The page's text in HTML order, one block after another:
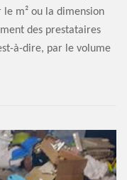
m² ou la dimension
des prestataires
à-dire, par le volume